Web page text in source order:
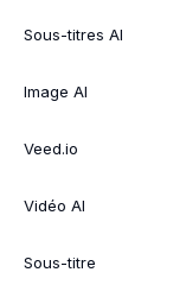
Sous-titres AI
Image AI
Veed.io
Vidéo AI
Sous-titre